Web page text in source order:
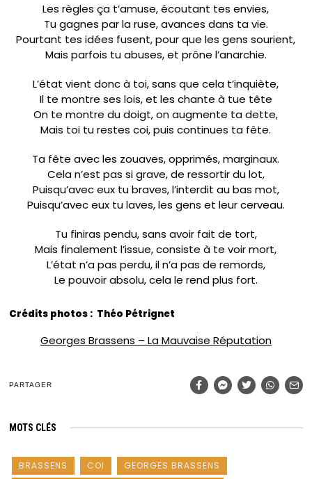
Les règles ça t’amuse, écoutant tes envies,
Tu gagnes par la ruse, avances dans ta vie.
Pourtant tes idées fusent, pour que les gens sourient,
Mais parfois tu abuses, et prône l’anarchie.
L’état vient donc à toi, sans que cela t’inquiète,
Il te montre ses lois, et les chante à tue tête
On te montre du doigt, on augmente ta dette,
Mais toi tu restes coi, puis continues ta fête.
Ta fête avec les zouaves, opprimés, marginaux.
Cela n’est pas si grave, de ressortir du lot,
Puisqu’avec eux tu braves, l’interdit au bas mot,
Puisqu’avec eux tu laves, les gens et leur cerveau.
Tu finiras pendu, sans avoir fait de tort,
Mais finalement l’issue, consiste à te voir mort,
L’état n’a pas perdu, il n’a pas de remords,
Le pouvoir absolu, cela le rend plus fort.
Crédits photos : Théo Pétrignet
Georges Brassens – La Mauvaise Réputation
PARTAGER
MOTS CLÉS
BRASSENS COI
GEORGES BRASSENS